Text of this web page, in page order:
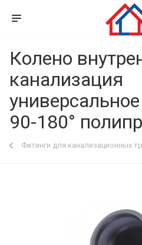
Колено
канализация
90-180°
Фитинги для канализационных